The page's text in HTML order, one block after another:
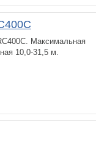
Максимальная
10,0-31,5 м.